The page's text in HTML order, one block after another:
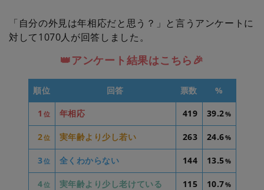
「自分の外見は年相応だと思う？」と言うアンケートに
対して1070人が回答しました。
👑アンケート結果はこちら🎉
順位 回答 票数 %
1 位 年相応 419 39.2%
2位 実年齢より少し若い 263 24.6%
3位 全くわからない 144 13.5%
4位 実年齢より少し老けている 115 10.7%